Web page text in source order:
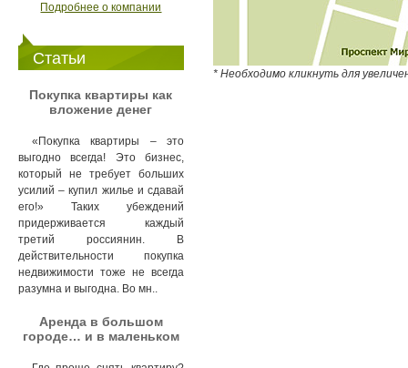
Подробнее о компании
Статьи
Покупка квартиры как
вложение денег
«Покупка квартиры – это
выгодно всегда! Это бизнес,
который не требует больших
усилий – купил жилье и сдавай
его!» Таких убеждений
придерживается каждый
третий россиянин. В
действительности покупка
недвижимости тоже не всегда
разумна и выгодна. Во мн..
Аренда в большом
городе… и в маленьком
* Необходимо кликнуть для